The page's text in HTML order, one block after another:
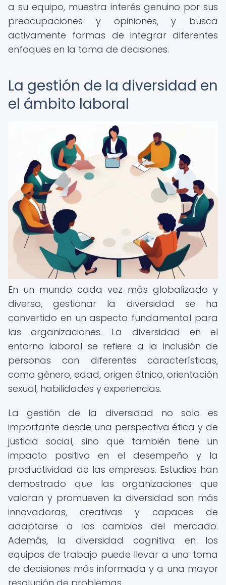
a su equipo, muestra interés genuino por sus
preocupaciones y opiniones, y busca
activamente formas de integrar diferentes
enfoques en la toma de decisiones.
La gestión de la diversidad en
el ámbito laboral
En un mundo cada vez más globalizado y
diverso, gestionar la diversidad se ha
convertido en un aspecto fundamental para
las organizaciones. La diversidad en el
entorno laboral se refiere a la inclusión de
personas con diferentes características,
como género, edad, origen étnico, orientación
sexual, habilidades y experiencias.
La gestión de la diversidad no solo es
importante desde una perspectiva ética y de
justicia social, sino que también tiene un
impacto positivo en el desempeño y la
productividad de las empresas. Estudios han
demostrado que las organizaciones que
valoran y promueven la diversidad son más
innovadoras, creativas y capaces de
adaptarse a los cambios del mercado.
Además, la diversidad cognitiva en los
equipos de trabajo puede llevar a una toma
de decisiones más informada y a una mayor